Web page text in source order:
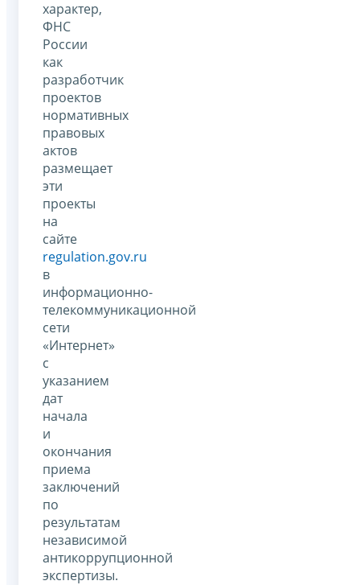
характер,
ФНС
России
как
разработчик
проектов
нормативных
правовых
актов
размещает
эти
проекты
на
сайте
regulation.gov.ru
в
информационно-
телекоммуникационной
сети
«Интернет»
с
указанием
дат
начала
и
окончания
приема
заключений
по
результатам
независимой
антикоррупционной
экспертизы.